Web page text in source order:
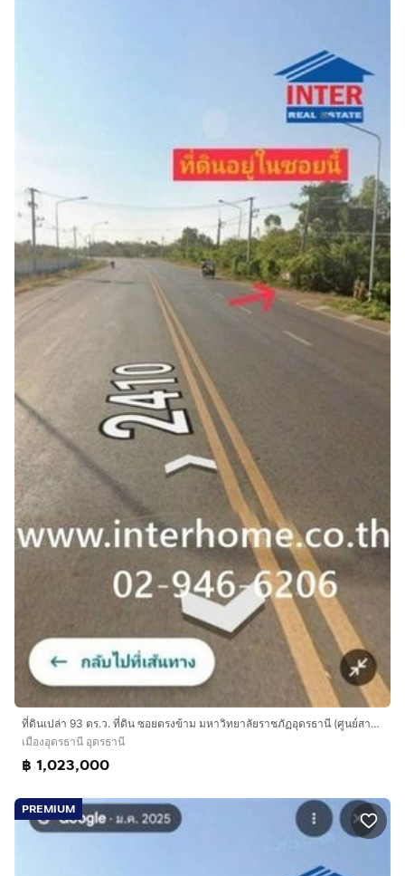
ที่ดินเปล่า 93 ตร.ว. ที่ดิน ซอยตรงข้าม มหาวิทยาลัยราชภัฏอุดรธานี (ศูนย์สามพร้าว) ถนนทางหลวงหมายเลข2410 เมืองอุดรธานี อุดรธานี
เมืองอุดรธานี อุดรธานี
฿ 1,023,000
PREMIUM